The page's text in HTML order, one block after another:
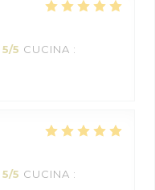
5/5 CUCINA :
5/5 CUCINA :